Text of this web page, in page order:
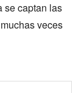
se captan las
veces